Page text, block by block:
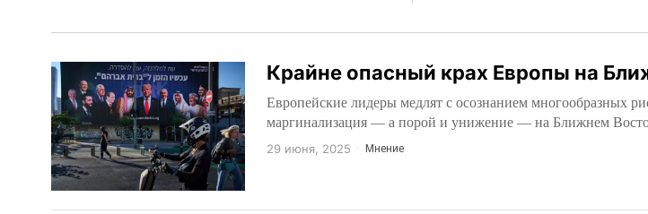
Крайне опасный крах Европы на
Европейские лидеры медлят с осознанием многообразных
маргинализация — а порой и унижение — на Ближнем
29 июня, 2025 Мнение